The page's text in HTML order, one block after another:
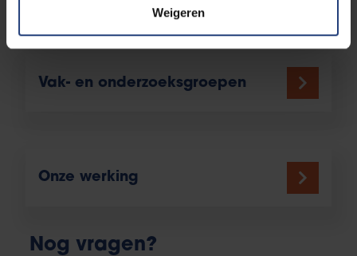
Weigeren
Vak- en onderzoeksgroepen
Onze werking
Nog vragen?